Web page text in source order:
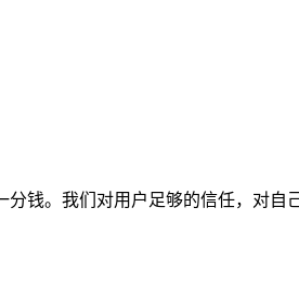
钱。我们对用户足够的信任，对自